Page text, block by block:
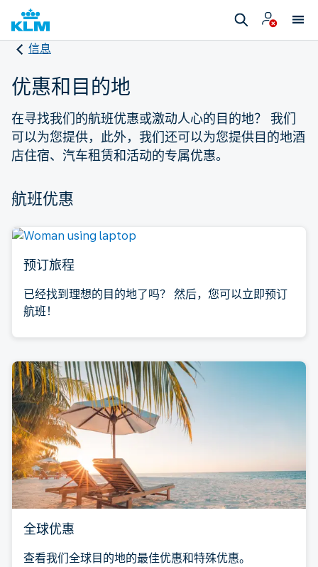
信息
优惠和目的地
在寻找我们的航班优惠或激动人心的目的地？ 我们
可以为您提供，此外，我们还可以为您提供目的地酒
店住宿、汽车租赁和活动的专属优惠。
航班优惠
预订旅程
已经找到理想的目的地了吗？ 然后，您可以立即预订
航班！
全球优惠
查看我们全球目的地的最佳优惠和特殊优惠。